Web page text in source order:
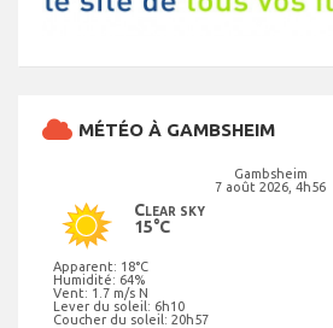
MÉTÉO À GAMBSHEIM
Gambsheim
7 août 2026, 4h56
Clear sky
15°C
Apparent: 18°C
Humidité: 64%
Vent: 1.7 m/s N
Lever du soleil: 6h10
Coucher du soleil: 20h57